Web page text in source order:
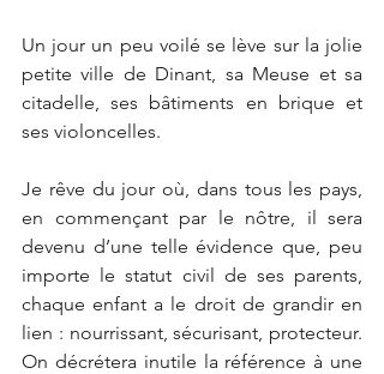
Un jour un peu voilé se lève sur la jolie
petite ville de Dinant, sa Meuse et sa
citadelle, ses bâtiments en brique et
ses violoncelles.
Je rêve du jour où, dans tous les pays,
en commençant par le nôtre, il sera
devenu d’une telle évidence que, peu
importe le statut civil de ses parents,
chaque enfant a le droit de grandir en
lien : nourrissant, sécurisant, protecteur.
On décrétera inutile la référence à une